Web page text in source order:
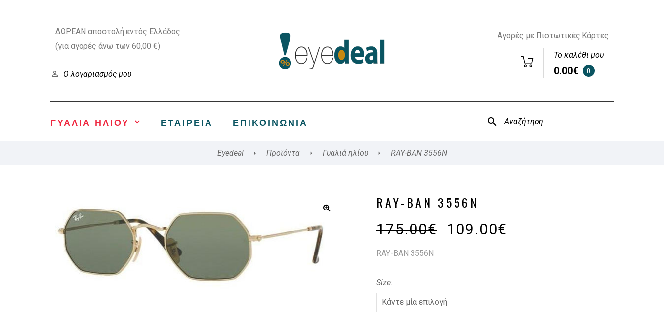
ΔΩΡΕΑΝ αποστολή εντός Ελλάδος
(για αγορές άνω των 60,00 €)
Ο λογαριασμός μου
Αγορές με Πιστωτικές Κάρτες
Το καλάθι μου
0.00€ 0
ΓΥΑΛΙΑ ΗΛΙΟΥ ΕΤΑΙΡΕΊΑ ΕΠΙΚΟΙΝΩΝΊΑ
Eyedeal Προϊόντα Γυαλιά ηλίου RAY-BAN 3556N
RAY-BAN 3556N
175.00€ 109.00€
RAY-BAN 3556N
Size